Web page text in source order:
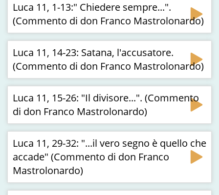
Luca 11, 1-13:" Chiedere sempre...".
(Commento di don Franco Mastrolonardo)
Luca 11, 14-23: Satana, l'accusatore.
(Commento di don Franco Mastrolonardo)
Luca 11, 15-26: "Il divisore...". (Commento
di don Franco Mastrolonardo)
Luca 11, 29-32: "...il vero segno è quello che
accade" (Commento di don Franco
Mastrolonardo)